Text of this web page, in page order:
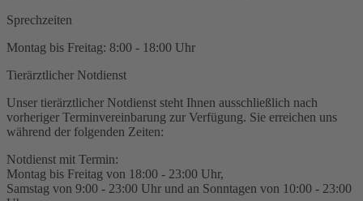
Sprechzeiten
Montag bis Freitag: 8:00 - 18:00 Uhr
Tierärztlicher Notdienst
Unser tierärztlicher Notdienst steht Ihnen ausschließlich nach
vorheriger Terminvereinbarung zur Verfügung. Sie erreichen uns
während der folgenden Zeiten:
Notdienst mit Termin:
Montag bis Freitag von 18:00 - 23:00 Uhr,
Samstag von 9:00 - 23:00 Uhr und an Sonntagen von 10:00 - 23:00